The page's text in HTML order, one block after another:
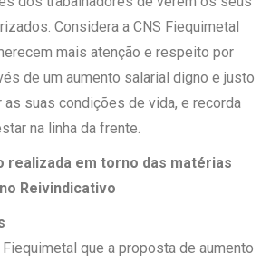
Considera a CNS Fiequimetal
mais atenção e respeito por
de um aumento salarial digno e justo
as suas condições de vida, e recorda
na linha da frente.
realizada em torno das matérias
Reivindicativo
que a proposta de aumento